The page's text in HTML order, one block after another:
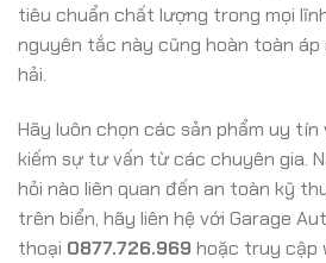
tiêu chuẩn chất lượng trong mọi
nguyên tắc này cũng hoàn toàn áp
hải.
Hãy luôn chọn các sản phẩm uy
kiếm sự tư vấn từ các chuyên gia.
hỏi nào liên quan đến an toàn kỹ
trên biển, hãy liên hệ với Garage
thoại 0877.726.969 hoặc truy cập